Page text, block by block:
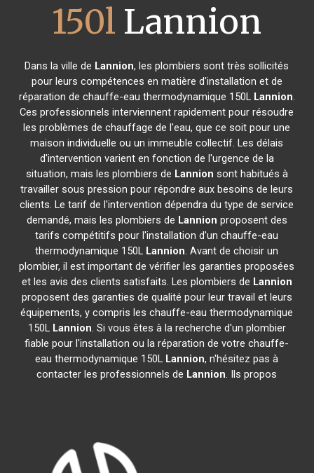
150l Lannion
Dans la ville de Lannion, les plombiers sont très sollicités
pour leurs compétences en matière d'installation et de
réparation de chauffe-eau thermodynamique 150L Lannion.
Ces professionnels interviennent rapidement pour résoudre
les problèmes de chauffage de l'eau, que ce soit pour une
maison individuelle ou un immeuble collectif. Les délais
d'intervention varient en fonction de l'urgence de la
situation, mais les plombiers de Lannion sont habitués à
travailler sous pression pour répondre aux besoins de leurs
clients. Le tarif de l'intervention dépendra du type de service
demandé, mais les plombiers de Lannion proposent des
tarifs compétitifs pour l'installation d'un chauffe-eau
thermodynamique 150L Lannion. Avant de choisir un
plombier, il est important de vérifier les garanties proposées
et les avis des clients satisfaits. Les plombiers de Lannion
proposent des garanties de qualité pour leur travail et leurs
équipements, y compris les chauffe-eau thermodynamique
150L Lannion. Si vous êtes à la recherche d'un plombier
fiable pour l'installation ou la réparation de votre chauffe-
eau thermodynamique 150L Lannion, n'hésitez pas à
contacter les professionnels de Lannion. Ils propos